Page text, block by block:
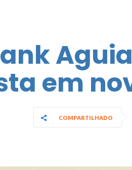
em
COMPARTILHADO